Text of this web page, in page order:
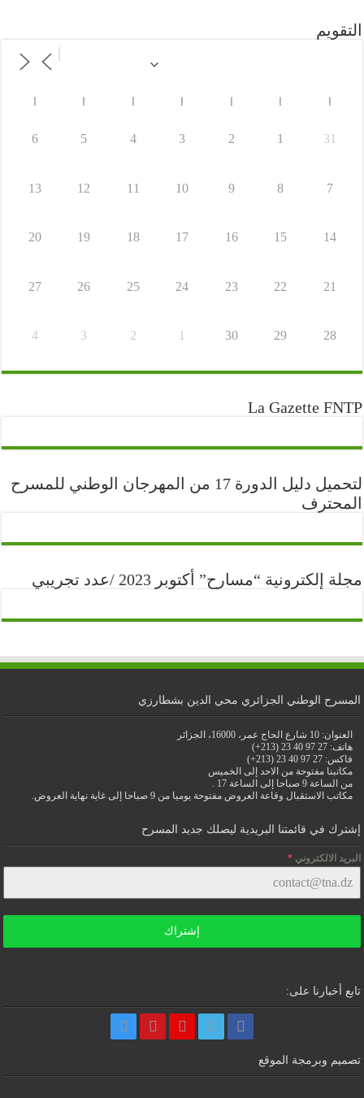
التقويم
31
1
2
3
4
5
6
7
8
9
10
11
12
13
14
15
16
17
18
19
20
21
22
23
24
25
26
27
28
29
30
1
2
3
4
La Gazette FNTP
لتحميل دليل الدورة 17 من المهرجان الوطني للمسرح
المحترف
مجلة إلكترونية “مسارح” أكتوبر 2023 /عدد تجريبي
المسرح الوطني الجزائري محي الدين بشطارزي
العنوان: 10 شارع الحاج عمر، 16000، الجزائر
هاتف: 27 97 40 23 (213+)
فاكس: 27 97 40 23 (213+)
مكاتبنا مفتوحة من الاحد إلى الخميس
من الساعة 9 صباحا إلى الساعة 17 .
مكاتب الاستقبال وقاعة العروض مفتوحة يوميا من 9 صباحا إلى غاية نهاية العروض.
إشترك في قائمتنا البريدية ليصلك جديد المسرح
البريد الالكتروني*
إشتراك
تابع أخبارنا على:
تصميم وبرمجة الموقع